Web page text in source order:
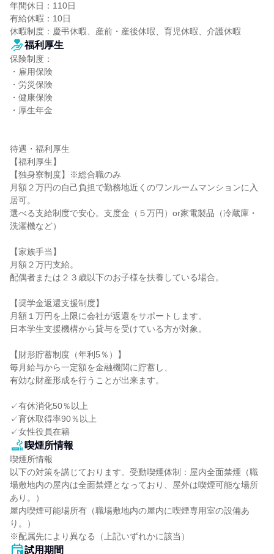
年間休日：110日
有給休暇：10日
休暇制度：慶弔休暇、産前・産後休暇、育児休暇、介護休暇
福利厚生
保険制度：
・雇用保険
・労災保険
・健康保険
・厚生年金
待遇・福利厚生
【福利厚生】
【独身寮制度】※総合職のみ
月額２万円の自己負担で勤務地近くのワンルームマンションに入
居可。
選べる支給制度で安心。支度金（５万円）or家電製品（冷蔵庫・
洗濯機など）
【家族手当】
月額２万円支給。
配偶者または２３歳以下のお子様を扶養している場合。
【奨学金返還支援制度】
月額１万円を上限に会社が返還をサポートします。
日本学生支援機構から貸与を受けている方が対象。
【財形貯蓄制度（年利5％）】
毎月給与から一定額を金融機関に貯蓄し、
有効な財産形成を行うことが出来ます。
✓有休消化50％以上
✓育休取得率90％以上
✓女性役員在籍
喫煙所情報
喫煙所情報
以下の対策を講じております。受動喫煙体制：屋内全面禁煙（職
場敷地内の屋内は全面禁煙となっており、屋外は喫煙可能な場所
あり。）
屋内喫煙可能場所有（職場敷地内の屋内に喫煙専用室の設備あ
り。）
※配属先により異なる（上記いずれかに該当）
試用期間